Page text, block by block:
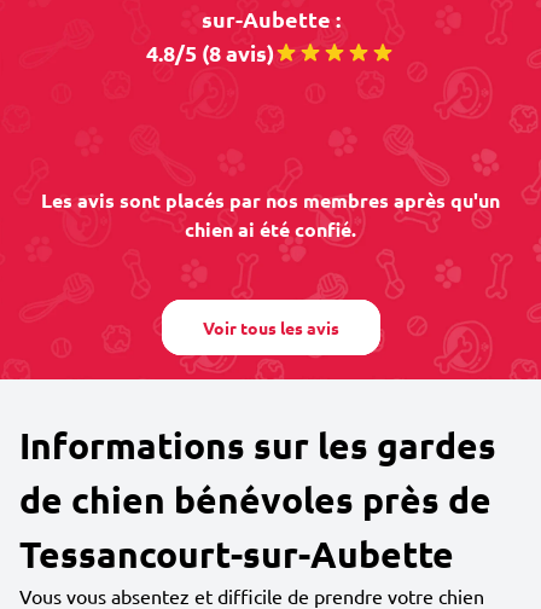
sur-Aubette :
4.8/5 (8 avis)
Les avis sont placés par nos membres après qu'un
chien ai été confié.
Voir tous les avis
Informations sur les gardes
de chien bénévoles près de
Tessancourt-sur-Aubette
Vous vous absentez et difficile de prendre votre chien